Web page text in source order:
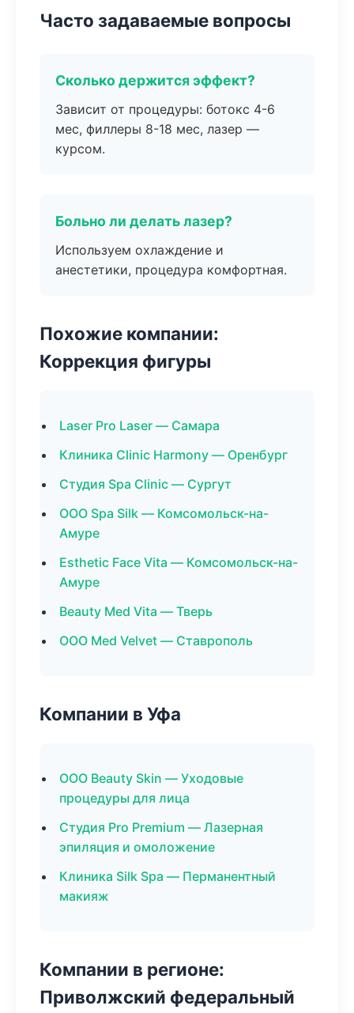
Часто задаваемые вопросы
Сколько держится эффект?
Зависит от процедуры: ботокс 4-6
мес, филлеры 8-18 мес, лазер —
курсом.
Больно ли делать лазер?
Используем охлаждение и
анестетики, процедура комфортная.
Похожие компании:
Коррекция фигуры
Laser Pro Laser — Самара
Клиника Clinic Harmony — Оренбург
Студия Spa Clinic — Сургут
ООО Spa Silk — Комсомольск-на-
Амуре
Esthetic Face Vita — Комсомольск-на-
Амуре
Beauty Med Vita — Тверь
ООО Med Velvet — Ставрополь
Компании в Уфа
ООО Beauty Skin — Уходовые
процедуры для лица
Студия Pro Premium — Лазерная
эпиляция и омоложение
Клиника Silk Spa — Перманентный
макияж
Компании в регионе:
Приволжский федеральный